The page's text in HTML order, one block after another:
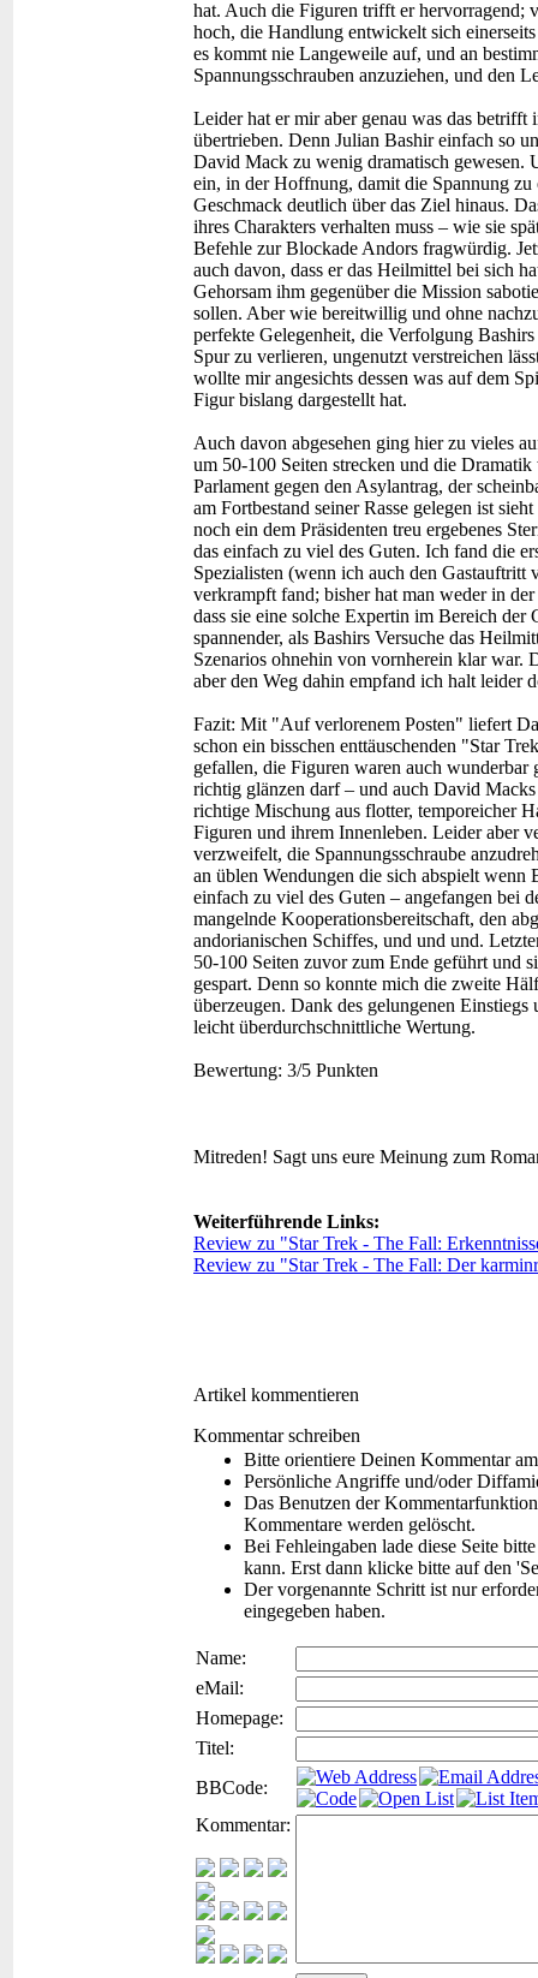
hat. Auch die Figuren trifft er hervorragend;
hoch, die Handlung entwickelt sich
es kommt nie Langeweile auf, und an
Spannungsschrauben anzuziehen, und den
Leider hat er mir aber genau was das
übertrieben. Denn Julian Bashir einfach so
David Mack zu wenig dramatisch gewesen.
ein, in der Hoffnung, damit die Spannung zu
Geschmack deutlich über das Ziel hinaus.
ihres Charakters verhalten muss – wie sie
Befehle zur Blockade Andors fragwürdig.
auch davon, dass er das Heilmittel bei sich
Gehorsam ihm gegenüber die Mission
sollen. Aber wie bereitwillig und ohne
perfekte Gelegenheit, die Verfolgung
Spur zu verlieren, ungenutzt verstreichen
wollte mir angesichts dessen was auf dem
Figur bislang dargestellt hat.
Auch davon abgesehen ging hier zu vieles
um 50-100 Seiten strecken und die
Parlament gegen den Asylantrag, der
am Fortbestand seiner Rasse gelegen ist
noch ein dem Präsidenten treu ergebenes
das einfach zu viel des Guten. Ich fand die
Spezialisten (wenn ich auch den Gastauftritt
verkrampft fand; bisher hat man weder in
dass sie eine solche Expertin im Bereich der
spannender, als Bashirs Versuche das
Szenarios ohnehin von vornherein klar war.
aber den Weg dahin empfand ich halt leider
Fazit: Mit "Auf verlorenem Posten" liefert
schon ein bisschen enttäuschenden "Star
gefallen, die Figuren waren auch
richtig glänzen darf – und auch David
richtige Mischung aus flotter, temporeicher
Figuren und ihrem Innenleben. Leider aber
verzweifelt, die Spannungsschraube
an üblen Wendungen die sich abspielt
einfach zu viel des Guten – angefangen bei
mangelnde Kooperationsbereitschaft, den
andorianischen Schiffes, und und und.
50-100 Seiten zuvor zum Ende geführt und
gespart. Denn so konnte mich die zweite
überzeugen. Dank des gelungenen
leicht überdurchschnittliche Wertung.
Bewertung: 3/5 Punkten
Mitreden! Sagt uns eure Meinung zum
Weiterführende Links:
Review zu "Star Trek - The Fall:
Review zu "Star Trek - The Fall: Der
Artikel kommentieren
Kommentar schreiben
Bitte orientiere Deinen Kommentar
Persönliche Angriffe und/oder
Das Benutzen der
Kommentare werden gelöscht.
Bei Fehleingaben lade diese Seite
kann. Erst dann klicke bitte auf den
Der vorgenannte Schritt ist nur
eingegeben haben.
Name:
eMail:
Homepage:
Titel:
BBCode:
Kommentar: